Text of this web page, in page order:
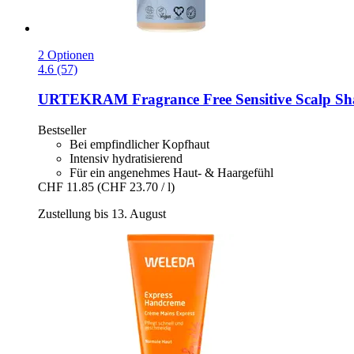
2 Optionen
4.6 (57)
URTEKRAM Fragrance Free Sensitive Scalp
Bestseller
Bei empfindlicher Kopfhaut
Intensiv hydratisierend
Für ein angenehmes Haut- & Haargefühl
CHF 11.85 (CHF 23.70 / l)
Zustellung bis 13. August